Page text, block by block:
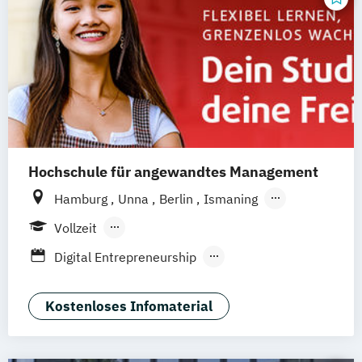
Hochschule für angewandtes Management
Hamburg Unna Berlin
Ismaning
Mannheim
Stuttgart
Vollzeit
Berufsbegleitendes Präsenzstudium
Digital Entrepreneurship
Management
Mgmt. mit Branchenfokus Digital
Kostenloses Infomaterial